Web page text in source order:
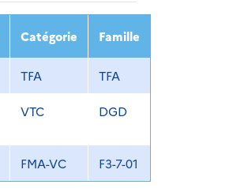
2022 2023
Catégorie Famille
TFA TFA
VTC DGD
FMA-VC F3-7-01